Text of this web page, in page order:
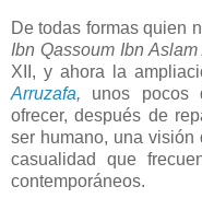
De todas formas quien
Ibn Qassoum Ibn
XII, y ahora la
Arruzafa, unos pocos
ofrecer, después de
ser humano, una
casualidad que
contemporáneos.